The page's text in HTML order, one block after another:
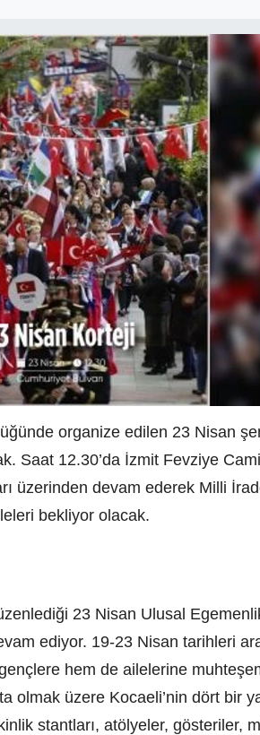
organize edilen 23 Nisan
Saat 12.30’da İzmit Fevziye
üzerinden devam ederek Milli
bekliyor olacak.
23 Nisan Ulusal
ediyor. 19-23 Nisan tarihleri
hem de ailelerine
olmak üzere Kocaeli’nin dört bir
stantları, atölyeler, gösteriler,